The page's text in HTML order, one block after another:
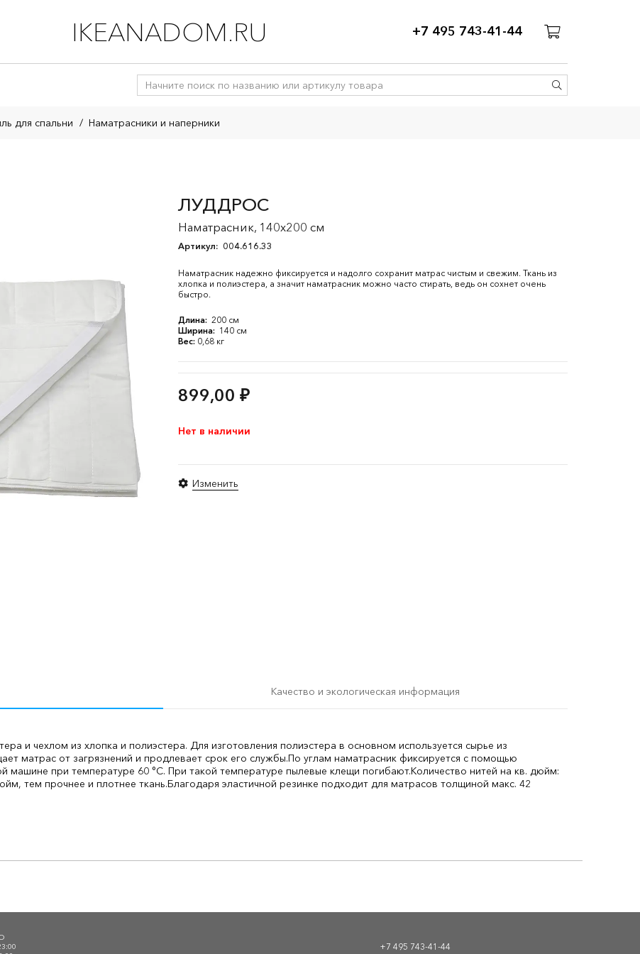
IKEANADOM.RU +7 495 743-41-44
для спальни / Наматрасники и наперники
ЛУДДРОС
Наматрасник, 140x200 см
Артикул: 004.616.33
Наматрасник надежно фиксируется и надолго сохранит матрас чистым и свежим. Ткань из
хлопка и полиэстера, а значит наматрасник можно часто стирать, ведь он сохнет очень
быстро.
Длина: 200 см
Ширина: 140 см
Вес: 0,68 кг
899,00 ₽
Нет в наличии
Изменить
Качество и экологическая информация
и чехлом из хлопка и полиэстера. Для изготовления полиэстера в основном используется сырье из
матрас от загрязнений и продлевает срок его службы.По углам наматрасник фиксируется с помощью
машине при температуре 60 °C. При такой температуре пылевые клещи погибают.Количество нитей на кв. дюйм:
тем прочнее и плотнее ткань.Благодаря эластичной резинке подходит для матрасов толщиной макс. 42
+7 495 743-41-44